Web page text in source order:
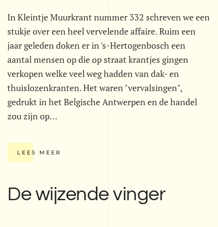
In Kleintje Muurkrant nummer 332 schreven we een
stukje over een heel vervelende affaire. Ruim een
jaar geleden doken er in 's-Hertogenbosch een
aantal mensen op die op straat krantjes gingen
verkopen welke veel weg hadden van dak- en
thuislozenkranten. Het waren "vervalsingen",
gedrukt in het Belgische Antwerpen en de handel
zou zijn op…
LEES MEER
De wijzende vinger